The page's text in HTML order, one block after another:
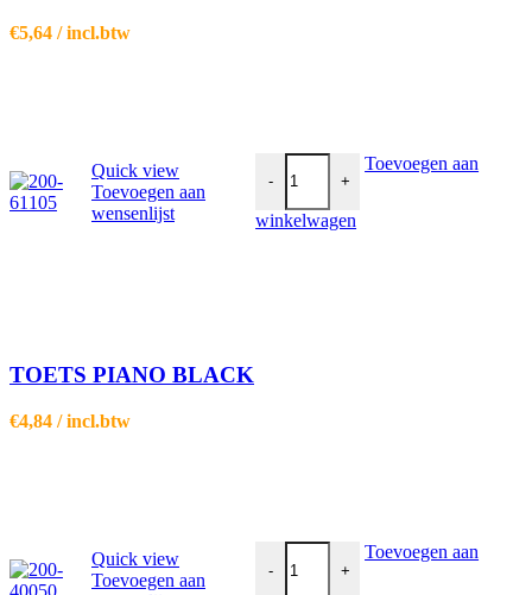
€5,64 / incl.btw
Quick view
Toevoegen aan
wensenlijst
-
TOETS PIANO BLACK aantal
+
Toevoegen aan
winkelwagen
TOETS PIANO BLACK
€4,84 / incl.btw
Quick view
Toevoegen aan
-
TOETS 4xDRUKKNOP 24V
+
Toevoegen aan